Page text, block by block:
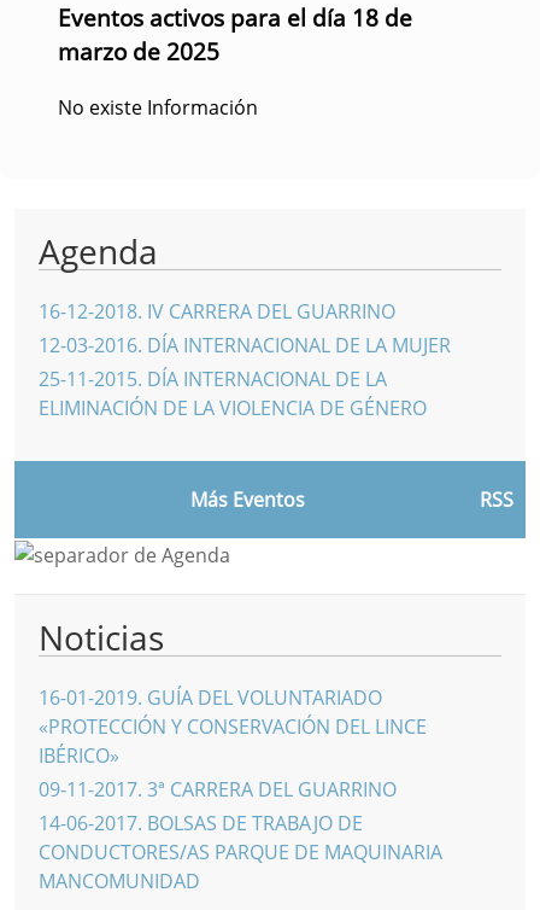
Eventos activos para el día 18 de
marzo de 2025
No existe Información
Agenda
16-12-2018. IV CARRERA DEL GUARRINO
12-03-2016. DÍA INTERNACIONAL DE LA MUJER
25-11-2015. DÍA INTERNACIONAL DE LA
ELIMINACIÓN DE LA VIOLENCIA DE GÉNERO
Más Eventos RSS
Noticias
16-01-2019. GUÍA DEL VOLUNTARIADO
«PROTECCIÓN Y CONSERVACIÓN DEL LINCE
IBÉRICO»
09-11-2017. 3ª CARRERA DEL GUARRINO
14-06-2017. BOLSAS DE TRABAJO DE
CONDUCTORES/AS PARQUE DE MAQUINARIA
MANCOMUNIDAD